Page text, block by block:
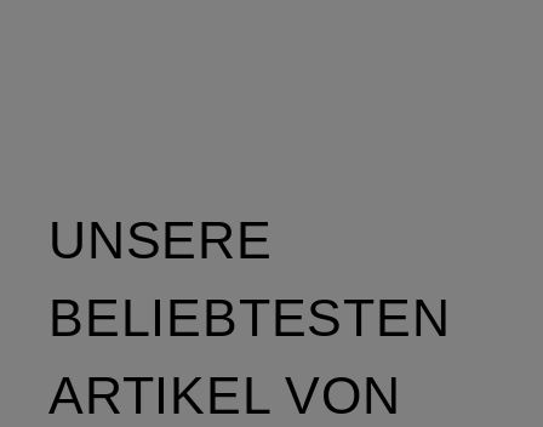
UNSERE
BELIEBTESTEN
ARTIKEL VON